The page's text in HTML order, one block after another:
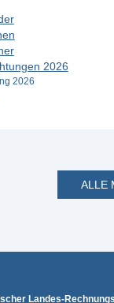
2026
2026
ALLE
Landes-